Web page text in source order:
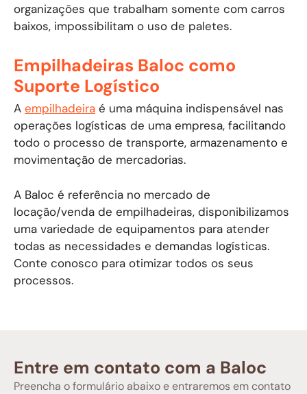
organizações que trabalham somente com carros
baixos, impossibilitam o uso de paletes.
Empilhadeiras Baloc como
Suporte Logístico
A empilhadeira é uma máquina indispensável nas
operações logísticas de uma empresa, facilitando
todo o processo de transporte, armazenamento e
movimentação de mercadorias.
A Baloc é referência no mercado de
locação/venda de empilhadeiras, disponibilizamos
uma variedade de equipamentos para atender
todas as necessidades e demandas logísticas.
Conte conosco para otimizar todos os seus
processos.
Entre em contato com a Baloc
Preencha o formulário abaixo e entraremos em contato